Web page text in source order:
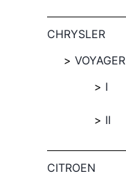
CHRYSLER
VOYAGER
I
II
CITROEN